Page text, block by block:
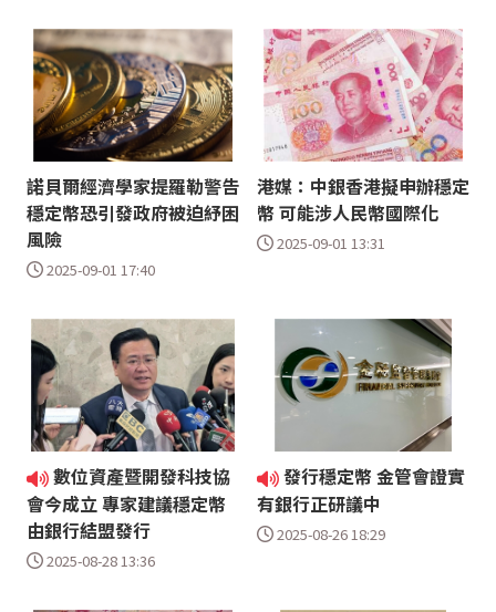
諾貝爾經濟學家提羅勒警告
穩定幣恐引發政府被迫紓困
風險
2025-09-01 17:40
港媒：中銀香港擬申辦穩定
幣 可能涉人民幣國際化
2025-09-01 13:31
數位資產暨開發科技協
會今成立 專家建議穩定幣
由銀行結盟發行
2025-08-28 13:36
發行穩定幣 金管會證實
有銀行正研議中
2025-08-26 18:29